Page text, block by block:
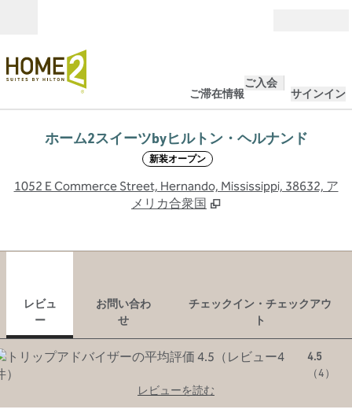
ご滞在情報
ご入会
サインイン
ホーム2スイーツbyヒルトン・ヘルナンド
新装オープン
1052 E Commerce Street, Hernando, Mississippi, 38632, ア
メリカ合衆国
レビュ
ー
お問い合わ
せ
お問い合わせ チェックイン・チェックアウ
ト
4.5
（4）
レビューを読む